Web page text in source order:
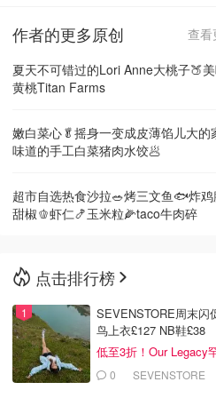
作者的更多原创
查看
夏天不可错过的Lori Anne大桃子🍑
黄桃Titan Farms
嫩白菜心🥬摇身一变成皮薄馅儿大的
味道的手工白菜猪肉水饺🥟
超市自选热食沙拉🥗烤三文鱼🐟炸
甜椒🫑虾仁🍤玉米粒🌽taco牛肉碎
点击排行榜
SEVENSTORE周末闪
鸟上衣£127 NB鞋£38
低至3折！Our Legacy
0 SEVENSTORE